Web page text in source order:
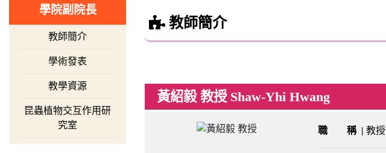
學院副院長
教師簡介
學術發表
教學資源
昆蟲植物交互作用研
究室
教師簡介
黃紹毅 教授 Shaw-Yhi Hwang
職 稱 | 教授